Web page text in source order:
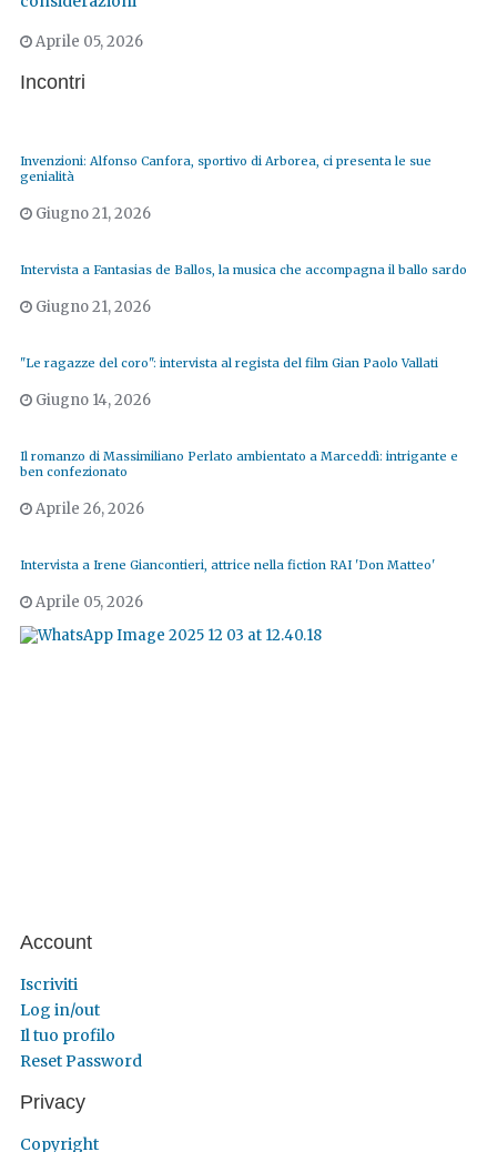
Aprile 05, 2026
Incontri
Invenzioni: Alfonso Canfora, sportivo di Arborea, ci presenta le sue
genialità
Giugno 21, 2026
Intervista a Fantasias de Ballos, la musica che accompagna il ballo sardo
Giugno 21, 2026
"Le ragazze del coro": intervista al regista del film Gian Paolo Vallati
Giugno 14, 2026
Il romanzo di Massimiliano Perlato ambientato a Marceddì: intrigante e
ben confezionato
Aprile 26, 2026
Intervista a Irene Giancontieri, attrice nella fiction RAI 'Don Matteo'
Aprile 05, 2026
Account
Iscriviti
Log in/out
Il tuo profilo
Reset Password
Privacy
Copyright